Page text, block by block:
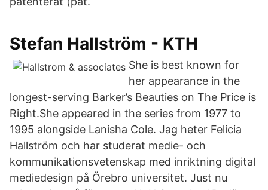
Stefan Hallström - KTH
She is best known for
her appearance in the
longest-serving Barker’s Beauties on The Price is
Right.She appeared in the series from 1977 to
1995 alongside Lanisha Cole. Jag heter Felicia
Hallström och har studerat medie- och
kommunikationsvetenskap med inriktning digital
mediedesign på Örebro universitet. Just nu